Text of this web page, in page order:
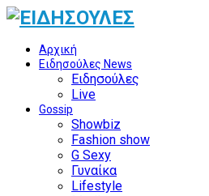
Αρχική
Ειδησούλες News
Ειδησούλες
Live
Gossip
Showbiz
Fashion show
G Sexy
Γυναίκα
Lifestyle